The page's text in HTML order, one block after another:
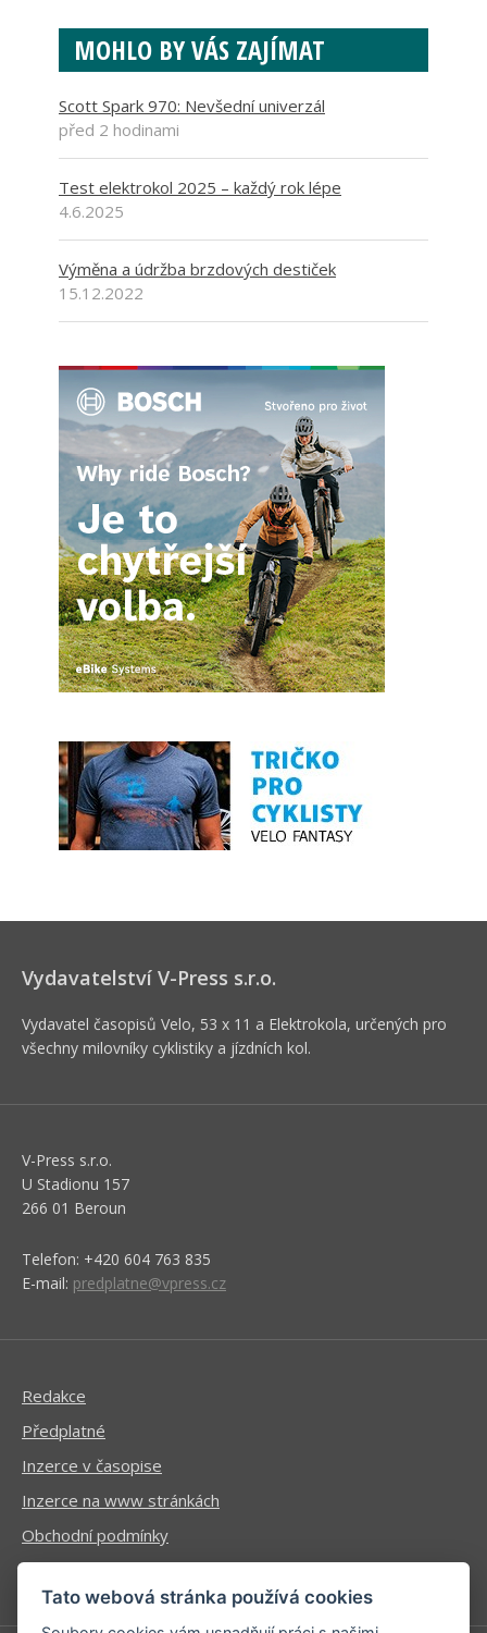
MOHLO BY VÁS ZAJÍMAT
Scott Spark 970: Nevšední univerzál
před 2 hodinami
Test elektrokol 2025 – každý rok lépe
4.6.2025
Výměna a údržba brzdových destiček
15.12.2022
Vydavatelství V-Press s.r.o.
Vydavatel časopisů Velo, 53 x 11 a Elektrokola, určených pro
všechny milovníky cyklistiky a jízdních kol.
V-Press s.r.o.
U Stadionu 157
266 01 Beroun
Telefon: +420 604 763 835
E-mail: predplatne@vpress.cz
Redakce
Předplatné
Inzerce v časopise
Inzerce na www stránkách
Obchodní podmínky
Ochrana osobních údajů
Tato webová stránka používá cookies